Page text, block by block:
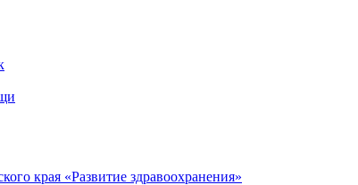
края «Развитие здравоохранения»